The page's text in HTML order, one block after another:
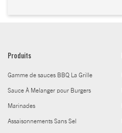
Produits
Gamme de sauces BBQ La Grille
Sauce À Melanger pour Burgers
Marinades
Assaisonnements Sans Sel